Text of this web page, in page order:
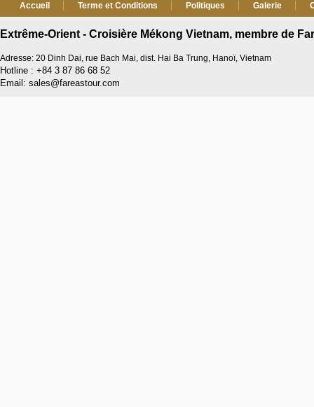
Accueil Terme et Conditions Politiques Galerie
Extrême-Orient - Croisière Mékong Vietnam, membre de
Adresse: 20 Dinh Dai, rue Bach Mai, dist. Hai Ba Trung, Hanoï, Vietnam
Hotline : +84 3 87 86 68 52
Email: sales@fareastour.com